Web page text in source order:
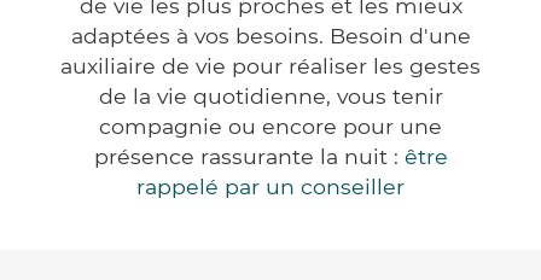
de vie les plus proches et les mieux
adaptées à vos besoins. Besoin d'une
auxiliaire de vie pour réaliser les gestes
de la vie quotidienne, vous tenir
compagnie ou encore pour une
présence rassurante la nuit : être
rappelé par un conseiller